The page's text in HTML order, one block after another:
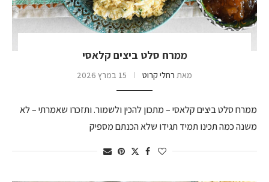
ממרח סלט ביצים קלאסי
מאת רחלי קרוט 15 במרץ 2026
ממרח סלט ביצים קלאסי – מתכון להכין ולשמור. ותזכרו שאמרתי – לא
משנה כמה תכינו תמיד תגידו שלא הכנתם מספיק